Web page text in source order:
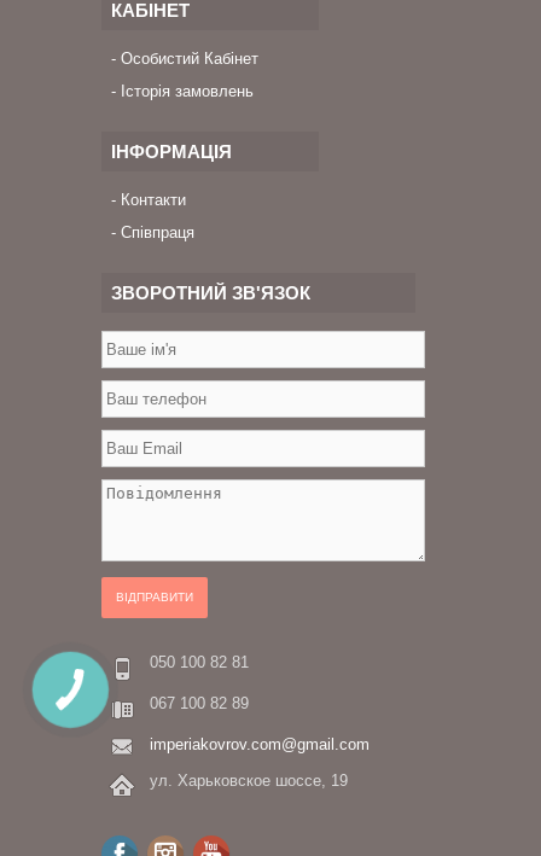
КАБІНЕТ
Особистий Кабінет
Історія замовлень
ІНФОРМАЦІЯ
Контакти
Співпраця
ЗВОРОТНИЙ ЗВ'ЯЗОК
ВІДПРАВИТИ
050 100 82 81
067 100 82 89
imperiakovrov.com@gmail.com
ул. Харьковское шоссе, 19